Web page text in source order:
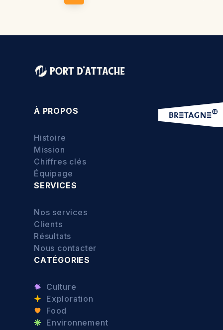
À PROPOS
Histoire
Mission
Chiffres clés
Équipage
SERVICES
Nos services
Clients
Résultats
Nous contacter
CATÉGORIES
Culture
Exploration
Food
Environnement